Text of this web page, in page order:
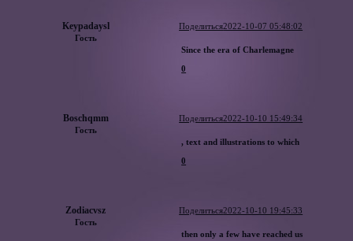
Поделиться2022-10-07 05:48:02
Keypadaysl
Гость
Since the era of Charlemagne
0
Поделиться2022-10-10 15:49:34
Boschqmm
Гость
, text and illustrations to which
0
Поделиться2022-10-10 19:45:33
Zodiacvsz
Гость
then only a few have reached us